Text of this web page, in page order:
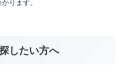
ります。
したい方へ